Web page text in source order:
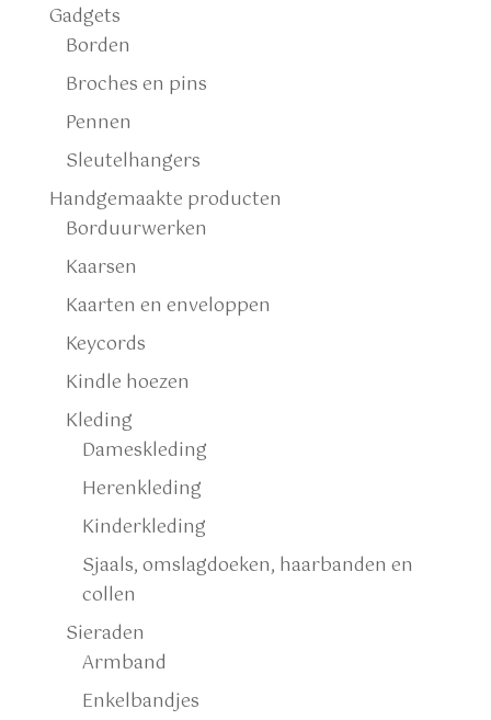
Gadgets
Borden
Broches en pins
Pennen
Sleutelhangers
Handgemaakte producten
Borduurwerken
Kaarsen
Kaarten en enveloppen
Keycords
Kindle hoezen
Kleding
Dameskleding
Herenkleding
Kinderkleding
Sjaals, omslagdoeken, haarbanden en
collen
Sieraden
Armband
Enkelbandjes